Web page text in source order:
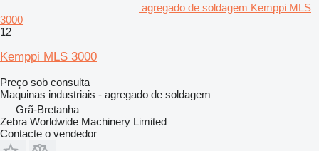
agregado de soldagem Kemppi MLS
3000
12
Kemppi MLS 3000
Preço sob consulta
Maquinas industriais - agregado de soldagem
Grã-Bretanha
Zebra Worldwide Machinery Limited
Contacte o vendedor